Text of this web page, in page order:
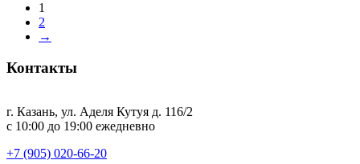
1
2
→
Контакты
г. Казань, ул. Аделя Кутуя д. 116/2
с 10:00 до 19:00 ежедневно
+7 (905) 020-66-20